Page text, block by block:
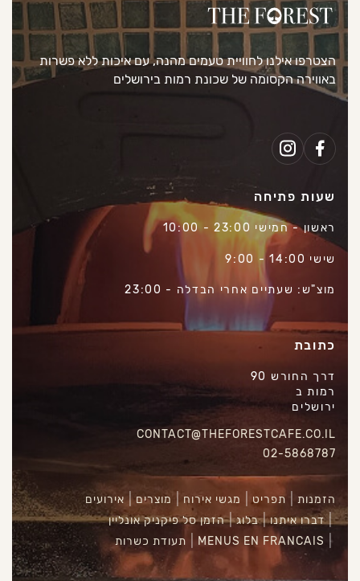
הצטרפו אילנו לחוויית טעמים מהנה, עם איכות ללא פשרות
באווירה הקסומה של שכונת רמות בירושלים
הזמנות תפריט מגשי אירוח מוצרים
אירועים
דברו איתנו
בלוג
הזמן סל פיקניק אונליין
MENUS EN FRANCAIS
תעודת כשרות
שעות פתיחה
ראשון - חמישי 23:00 - 10:00
שישי 14:00 - 9:00
מוצ"ש: שעתיים אחרי הבדלה - 23:00
כתובת
דרך החורש 90
רמות ב
ירושלים
CONTACT@THEFORESTCAFE.CO.IL
02-5868787